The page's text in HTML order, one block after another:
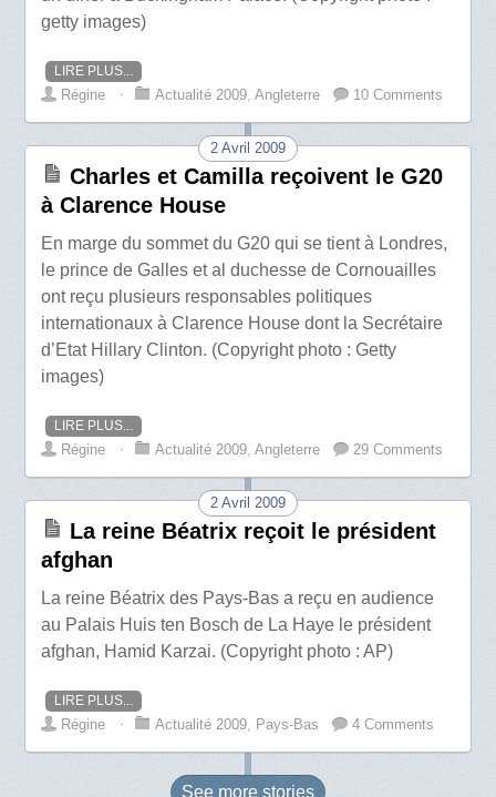
getty images)
LIRE PLUS...
Régine ⋅ Actualité 2009 ,Angleterre 10 Comments
2 Avril 2009
Charles et Camilla reçoivent le G20
à Clarence House
En marge du sommet du G20 qui se tient à Londres,
le prince de Galles et al duchesse de Cornouailles
ont reçu plusieurs responsables politiques
internationaux à Clarence House dont la Secrétaire
d’Etat Hillary Clinton. (Copyright photo : Getty
images)
LIRE PLUS...
Régine ⋅ Actualité 2009,Angleterre 29 Comments
2 Avril 2009
La reine Béatrix reçoit le président
afghan
La reine Béatrix des Pays-Bas a reçu en audience
au Palais Huis ten Bosch de La Haye le président
afghan, Hamid Karzai. (Copyright photo : AP)
LIRE PLUS...
Régine ⋅ Actualité 2009, Pays-Bas 4 Comments
See more stories